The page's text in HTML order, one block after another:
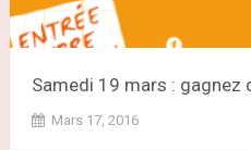
Samedi 19 mars : gagnez
Mars 17, 2016